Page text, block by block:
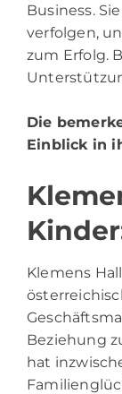
Business.
verfolgen,
zum Erfolg.
Die
Einblick in
Klemens
Beziehung
hat